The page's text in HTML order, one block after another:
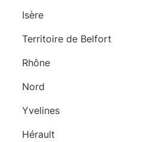
Isère
Territoire de Belfort
Rhône
Nord
Yvelines
Hérault